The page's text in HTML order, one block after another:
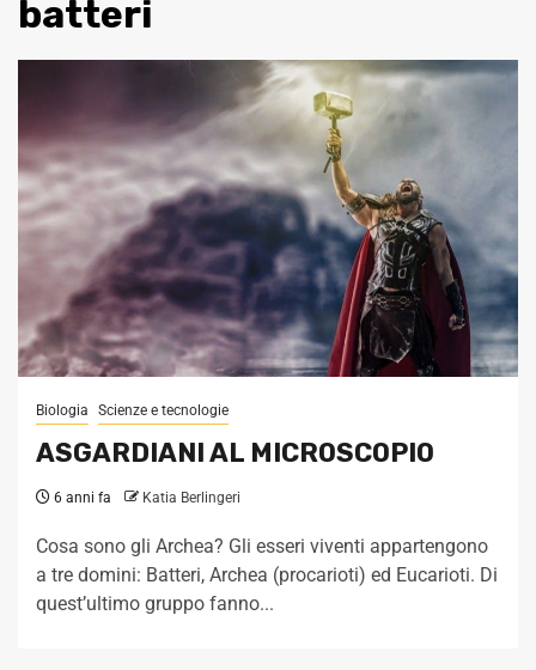
batteri
Biologia Scienze e tecnologie
ASGARDIANI AL MICROSCOPIO
6 anni fa Katia Berlingeri
Cosa sono gli Archea? Gli esseri viventi appartengono
a tre domini: Batteri, Archea (procarioti) ed Eucarioti. Di
quest’ultimo gruppo fanno...